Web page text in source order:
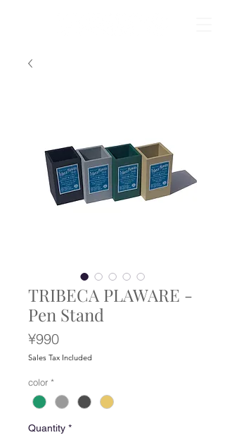
TRIBECA PLAWARE -
Pen Stand
¥990Price
Sales Tax Included
color *
Quantity *